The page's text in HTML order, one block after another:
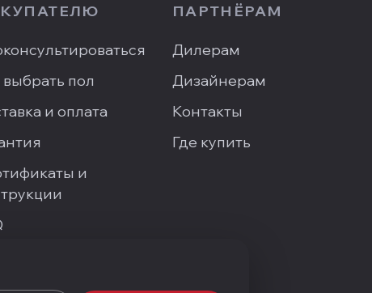
выбрать пол
и оплата
и
ПАРТНЁРАМ
Дилерам
Дизайнерам
Контакты
Где купить